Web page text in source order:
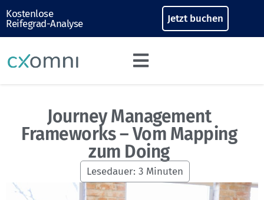
Kostenlose
Reifegrad-Analyse
Jetzt buchen
Journey Management
Frameworks – Vom Mapping
zum Doing
Lesedauer: 3 Minuten